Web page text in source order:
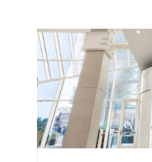
Nuestras Noticias